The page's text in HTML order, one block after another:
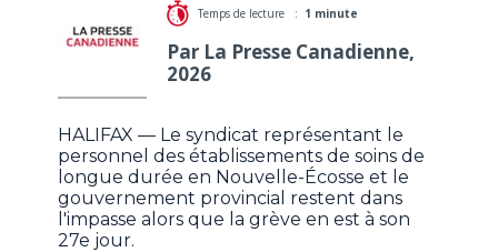
Temps de lecture : 1 minute
Par La Presse Canadienne,
2026
HALIFAX — Le syndicat représentant le
personnel des établissements de soins de
longue durée en Nouvelle-Écosse et le
gouvernement provincial restent dans
l'impasse alors que la grève en est à son
27e jour.